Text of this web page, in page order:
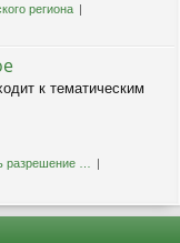
региона
к тематическим
разрешение …